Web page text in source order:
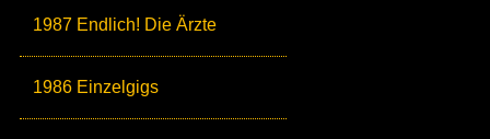
1987 Endlich! Die Ärzte
1986 Einzelgigs